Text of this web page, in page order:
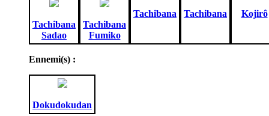
Tachibana
Sadao
Tachibana
Fumiko
Tachibana Tachibana Kojirô
Ennemi(s) :
Dokudokudan